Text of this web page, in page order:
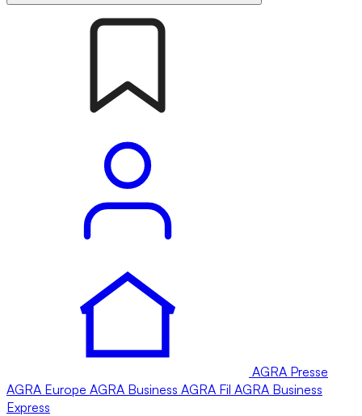
AGRA Presse
AGRA Europe AGRA Business AGRA Fil AGRA Business
Express